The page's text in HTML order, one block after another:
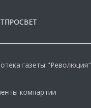
газеты "Революция"
компартии